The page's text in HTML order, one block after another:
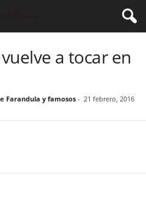
a tocar en
Farandula y famosos - 21 febrero, 2016